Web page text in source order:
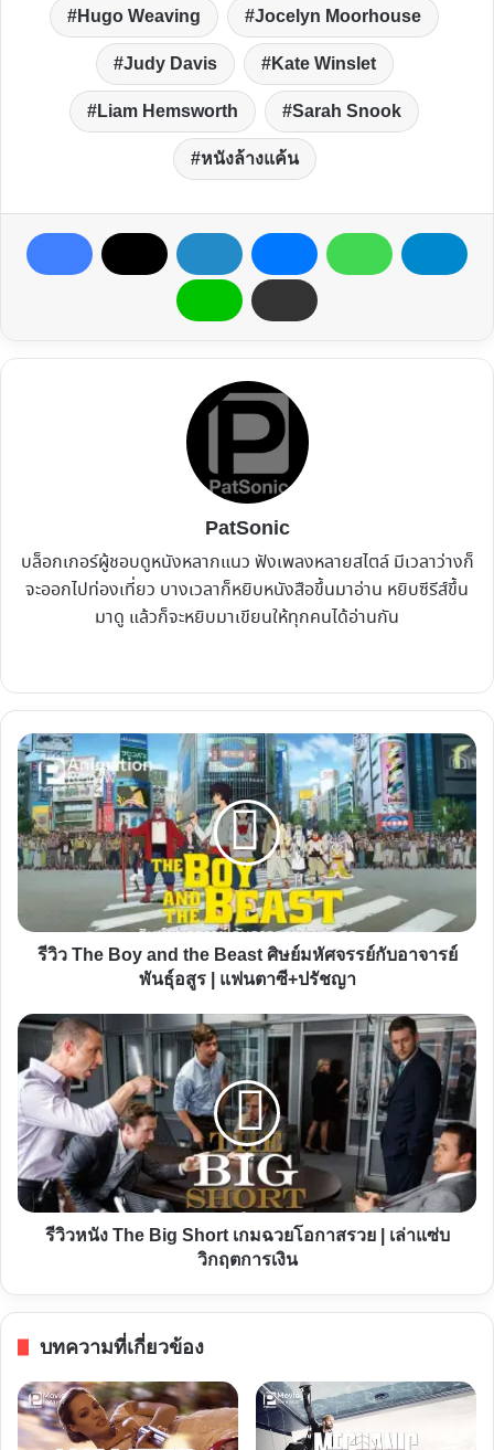
Hugo Weaving Jocelyn Moorhouse
Judy Davis Kate Winslet
Liam Hemsworth Sarah Snook
หนังล้างแค้น
PatSonic
บล็อกเกอร์ผู้ชอบดูหนังหลากแนว ฟังเพลงหลายสไตล์ มีเวลาว่างก็
จะออกไปท่องเที่ยว บางเวลาก็หยิบหนังสือขึ้นมาอ่าน หยิบซีรีส์ขึ้น
มาดู แล้วก็จะหยิบมาเขียนให้ทุกคนได้อ่านกัน
รีวิว
The
Boy
and
the
ศิษย์
มหัศจรรย์
พันธุ์
อสูร
|
แฟนตาซี+ปรัชญา
รีวิว The Boy and the Beast ศิษย์มหัศจรรย์กับอาจารย์
พันธุ์อสูร | แฟนตาซี+ปรัชญา
รีวิว
หนัง
The
Big
Short
เกม
ฉวย
โอกาส
เล่า
บ
วิกฤต
การ
เงิน
รีวิวหนัง The Big Short เกมฉวยโอกาสรวย | เล่าแซ่บ
วิกฤตการเงิน
บทความที่เกี่ยวข้อง